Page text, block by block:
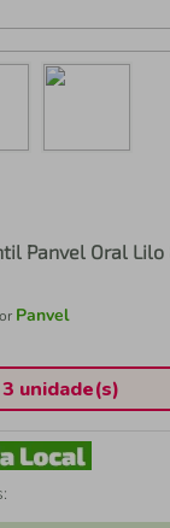
Panvel Oral
Panvel
unidade(s)